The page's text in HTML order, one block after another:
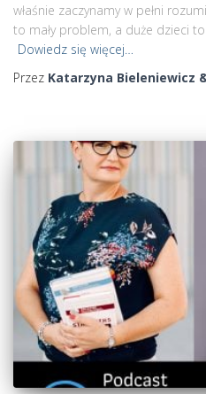
właśnie zaczynamy w pełni
to mały problem, a duże dzieci
Dowiedz się więcej…
Przez Katarzyna Bieleniewicz